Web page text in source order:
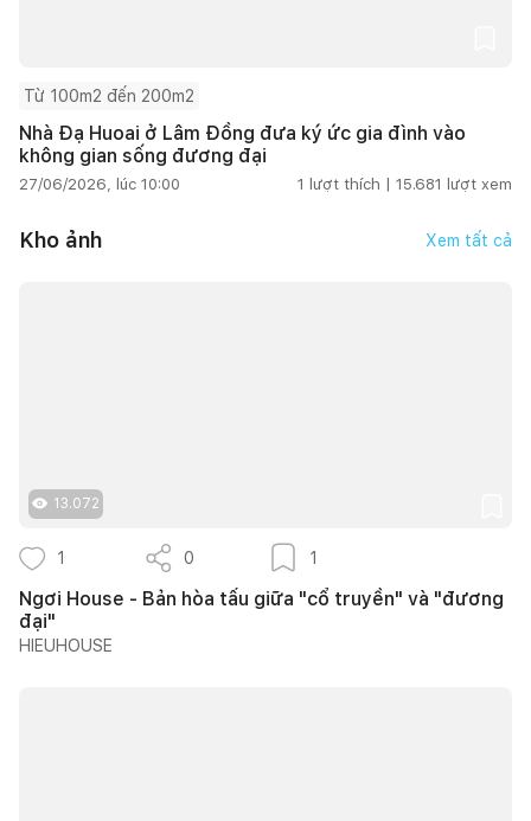
Từ 100m2 đến 200m2
Nhà Đạ Huoai ở Lâm Đồng đưa ký ức gia đình vào
không gian sống đương đại
27/06/2026, lúc 10:00 1 lượt thích | 15.681 lượt xem
Kho ảnh Xem tất cả
13.072
1 0 1
Ngơi House - Bản hòa tấu giữa "cổ truyền" và "đương
đại"
HIEUHOUSE